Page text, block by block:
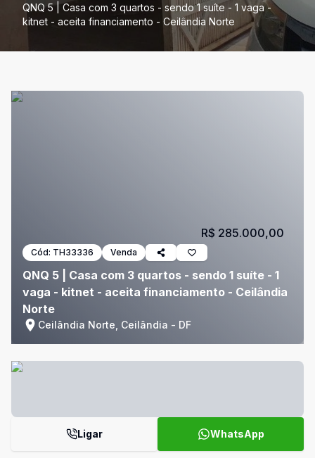
QNQ 5 | Casa com 3 quartos - sendo 1 suíte - 1 vaga -
kitnet - aceita financiamento - Ceilândia Norte
Cód: TH33336 Venda
QNQ 5 | Casa com 3 quartos - sendo 1 suíte - 1
vaga - kitnet - aceita financiamento - Ceilândia
Norte
Ceilândia Norte, Ceilândia - DF
R$ 285.000,00
Ligar WhatsApp